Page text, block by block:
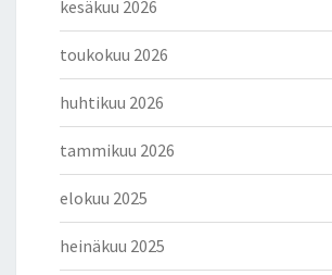
kesäkuu 2026
toukokuu 2026
huhtikuu 2026
tammikuu 2026
elokuu 2025
heinäkuu 2025